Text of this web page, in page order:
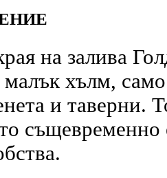
на залива
хълм,
и таверни.